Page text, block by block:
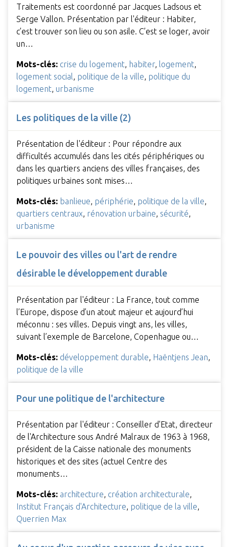
Traitements est coordonné par Jacques Ladsous et
Serge Vallon. Présentation par l'éditeur : Habiter,
c’est trouver son lieu ou son asile. C’est se loger, avoir
un…
Mots-clés: crise du logement, habiter, logement,
logement social, politique de la ville, politique du
logement, urbanisme
Les politiques de la ville (2)
Présentation de l'éditeur : Pour répondre aux
difficultés accumulés dans les cités périphériques ou
dans les quartiers anciens des villes françaises, des
politiques urbaines sont mises…
Mots-clés: banlieue, périphérie, politique de la ville,
quartiers centraux, rénovation urbaine, sécurité,
urbanisme
Le pouvoir des villes ou l'art de rendre
désirable le développement durable
Présentation par l'éditeur : La France, tout comme
l’Europe, dispose d’un atout majeur et aujourd’hui
méconnu : ses villes. Depuis vingt ans, les villes,
suivant l’exemple de Barcelone, Copenhague ou…
Mots-clés: développement durable Haëntjens Jean
politique de la ville
Pour une politique de l'architecture
Présentation par l'éditeur : Conseiller d'Etat, directeur
de l'Architecture sous André Malraux de 1963 à 1968,
président de la Caisse nationale des monuments
historiques et des sites (actuel Centre des
monuments…
Mots-clés: architecture, création architecturale,
Institut Français d'Architecture, politique de la ville,
Querrien Max